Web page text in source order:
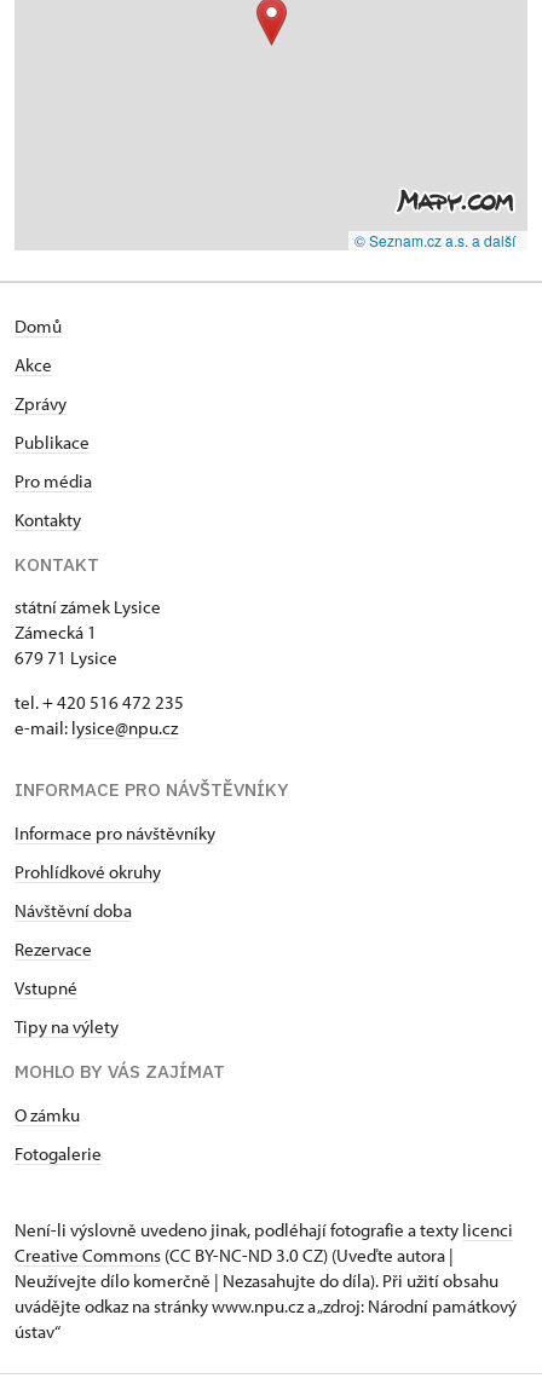
© Seznam.cz a.s. a další
Domů
Akce
Zprávy
Publikace
Pro média
Kontakty
KONTAKT
státní zámek Lysice
Zámecká 1
679 71 Lysice
tel. + 420 516 472 235
e-mail: ​lysice@npu.cz
INFORMACE PRO NÁVŠTĚVNÍKY
Informace pro návštěvníky
Prohlídkové okruhy
Návštěvní doba
Rezervace
Vstupné
Tipy na výlety
MOHLO BY VÁS ZAJÍMAT
O zámku
Fotogalerie
Není-li výslovně uvedeno jinak, podléhají fotografie a texty licenci
Creative Commons (CC BY-NC-ND 3.0 CZ) (Uveďte autora |
Neužívejte dílo komerčně | Nezasahujte do díla). Při užití obsahu
uvádějte odkaz na stránky www.npu.cz a „zdroj: Národní památkový
ústav“